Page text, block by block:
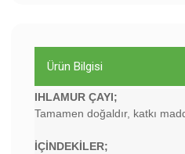
Ürün Bilgisi
IHLAMUR ÇAYI;
Tamamen doğaldır, katkı
İÇİNDEKİLER;